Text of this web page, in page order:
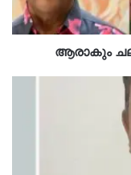
ആരാകും